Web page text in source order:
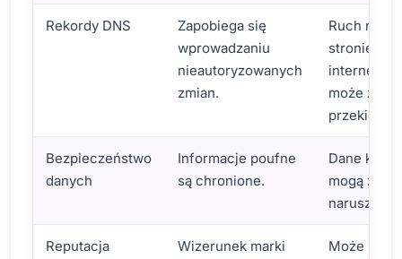
Rekordy DNS
Zapobiega się
wprowadzaniu
nieautoryzowanych
zmian.
Ruch na
stronie
może
Bezpieczeństwo
danych
Informacje poufne
są chronione.
Dane
mogą
naruszone.
Reputacja
Wizerunek marki
Może